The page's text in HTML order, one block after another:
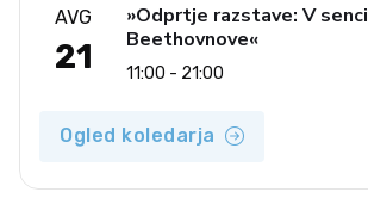
AVG
21
»Odprtje razstave: V senci
Beethovnove«
11:00 - 21:00
Ogled koledarja